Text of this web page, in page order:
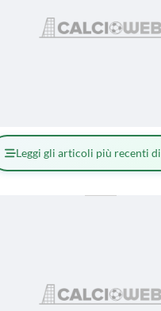
Leggi gli articoli più recenti di